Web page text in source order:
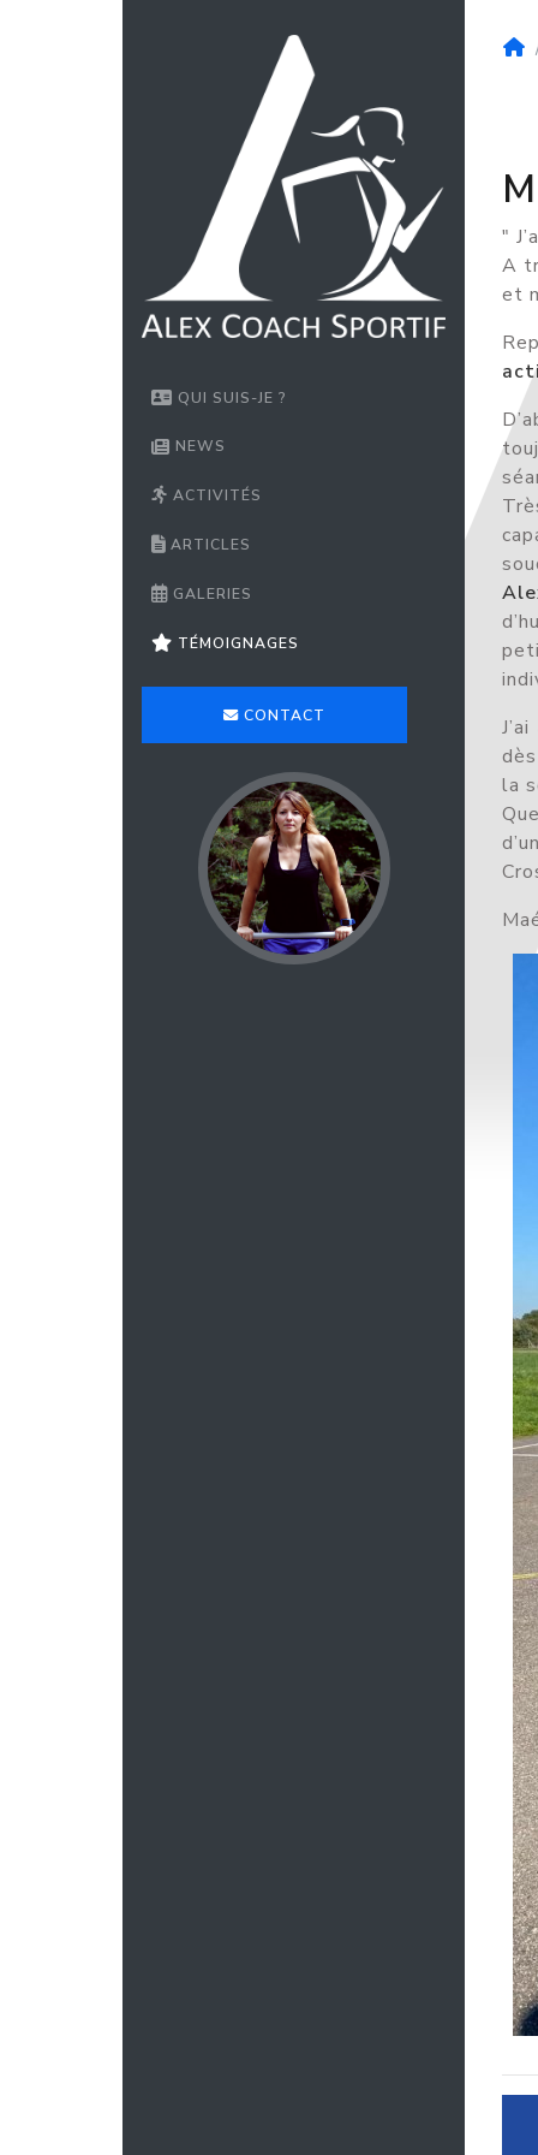
QUI SUIS-JE ?
NEWS
ACTIVITÉS
ARTICLES
GALERIES
TÉMOIGNAGES
CONTACT
"
A
et
la